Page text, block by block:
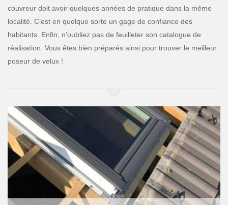
couvreur doit avoir quelques années de pratique dans la même
localité. C’est en quelque sorte un gage de confiance des
habitants. Enfin, n’oubliez pas de feuilleter son catalogue de
réalisation. Vous êtes bien préparés ainsi pour trouver le meilleur
poseur de velux !